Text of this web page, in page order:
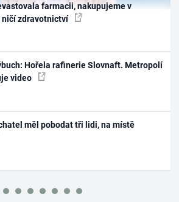
farmacii, nakupujeme v
ničí zdravotnictví
Hořela rafinerie Slovnaft. Metropolí
video
měl pobodat tři lidi, na místě